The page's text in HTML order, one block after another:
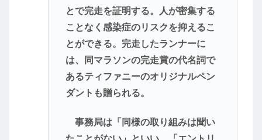
とで完走を証明する。人が密集する
ことなく感染症のリスクを抑えるこ
とができる。完走したランナーに
は、同マラソンの完走賞の代名詞で
あるティファニーのオリジナルペン
ダントも贈られる。
事務局は「同様の取り組みは聞い